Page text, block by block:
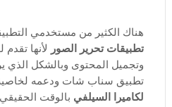
هناك الكثير من مستخدمي
تطبيقات تحرير الصور
لأنها
وتجميل المحتوى وبالشكل الذي
تطبيق سناب شات ودعمه
لكاميرا السيلفي بالوقت